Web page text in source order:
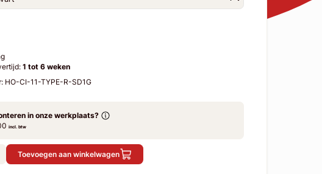
1 tot 6 weken
HO-CI-11-TYPE-R-SD1G
in onze werkplaats?
incl. btw
Toevoegen aan winkelwagen